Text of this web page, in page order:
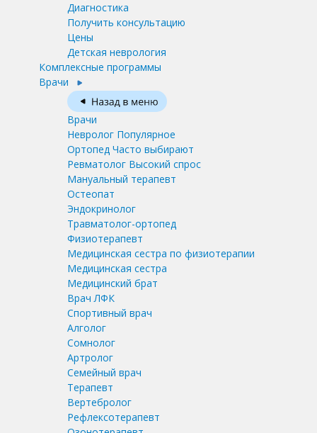
Диагностика
Получить консультацию
Цены
Детская неврология
Комплексные программы
Врачи
Врачи
Невролог Популярное
Ортопед Часто выбирают
Ревматолог Высокий спрос
Мануальный терапевт
Остеопат
Эндокринолог
Травматолог-ортопед
Физиотерапевт
Медицинская сестра по физиотерапии
Медицинская сестра
Медицинский брат
Врач ЛФК
Спортивный врач
Алголог
Сомнолог
Артролог
Семейный врач
Терапевт
Вертебролог
Рефлексотерапевт